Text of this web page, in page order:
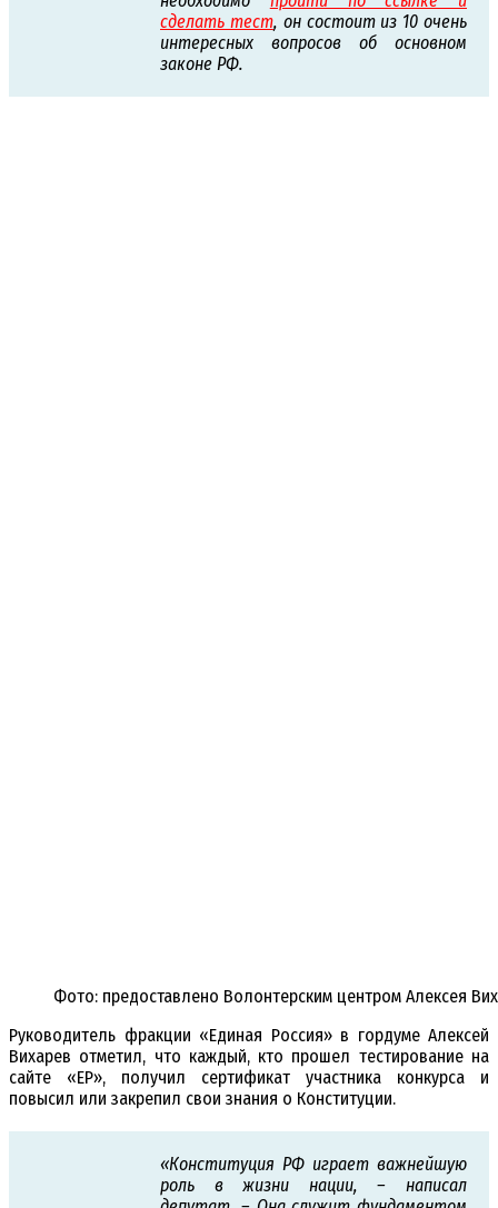
сделать тест, он состоит из 10 очень
интересных вопросов об основном
законе РФ.
Фото: предоставлено Волонтерским центром Алексея
Руководитель фракции «Единая Россия» в гордуме Алексей
Вихарев отметил, что каждый, кто прошел тестирование на
сайте «ЕР», получил сертификат участника конкурса и
повысил или закрепил свои знания о Конституции.
«Конституция РФ играет важнейшую
роль в жизни нации, – написал